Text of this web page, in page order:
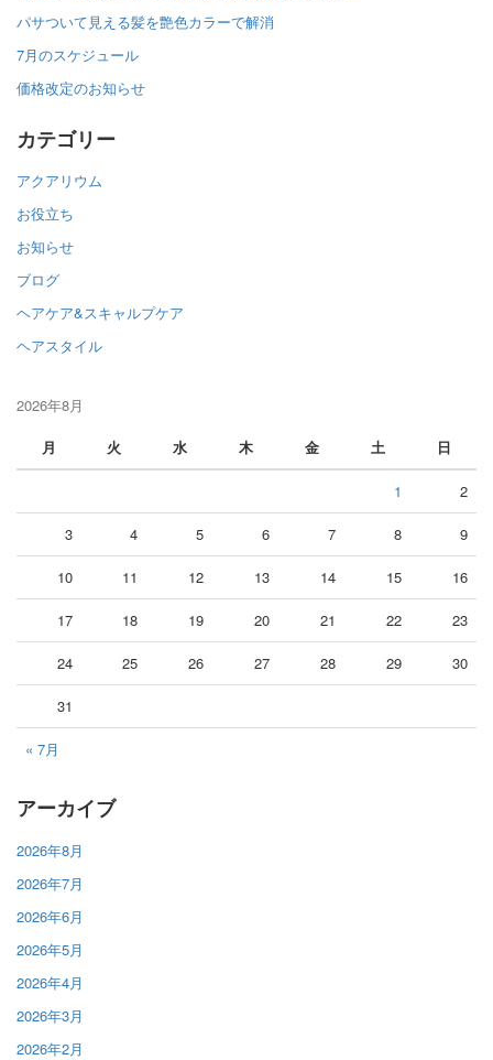
パサついて見える髪を艶色カラーで解消
7月のスケジュール
価格改定のお知らせ
カテゴリー
アクアリウム
お役立ち
お知らせ
ブログ
ヘアケア&スキャルプケア
ヘアスタイル
2026年8月
月
火 水 木 金 土 日
« 7月
1 2
3 4 5 6 7 8 9
10 11 12 13 14 15 16
17 18 19 20 21 22 23
24 25 26 27 28 29 30
31
アーカイブ
2026年8月
2026年7月
2026年6月
2026年5月
2026年4月
2026年3月
2026年2月